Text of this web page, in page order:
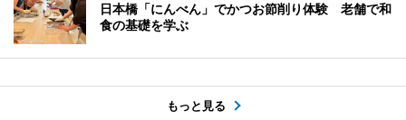
日本橋「にんべん」でかつお節削り体験 老舗で和
食の基礎を学ぶ
もっと見る